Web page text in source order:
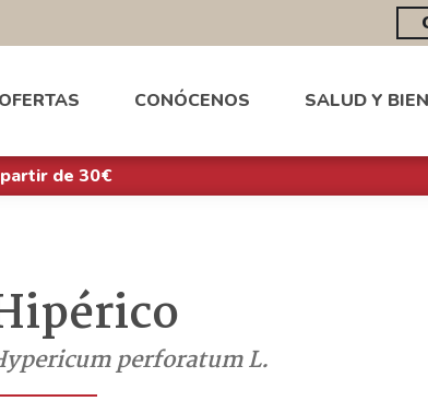
OFERTAS CONÓCENOS SALUD Y
partir de 30€
perforatum L.